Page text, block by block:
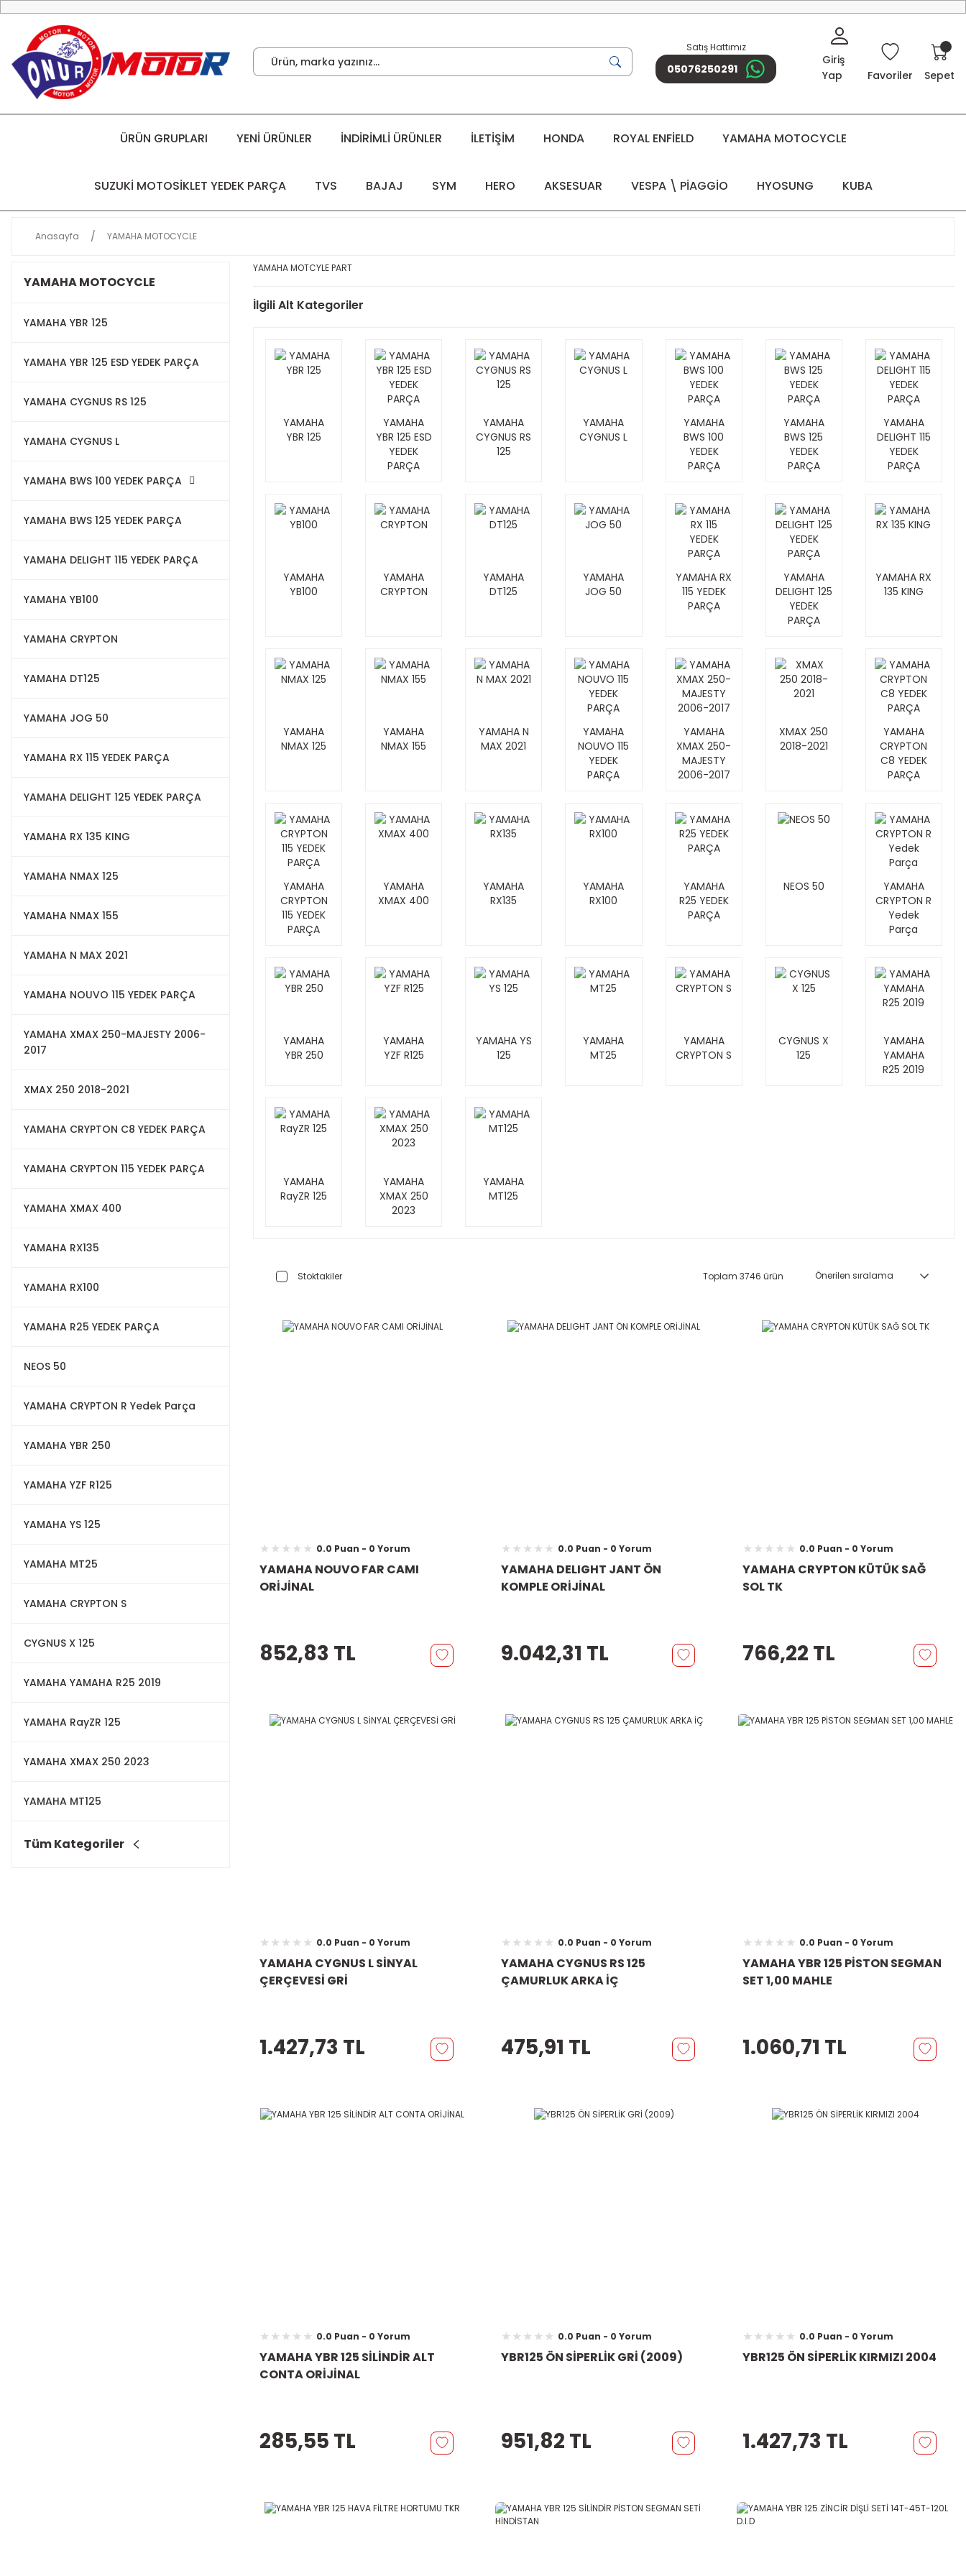
Satış Hattımız
05076250291
Giriş
Yap
Favoriler Sepet
ÜRÜN GRUPLARI YENİ ÜRÜNLER İNDİRİMLİ ÜRÜNLER İLETİŞİM HONDA ROYAL ENFİELD YAMAHA MOTOCYCLE
SUZUKİ MOTOSİKLET YEDEK PARÇA TVS BAJAJ SYM HERO AKSESUAR VESPA \ PİAGGİO HYOSUNG KUBA
Anasayfa YAMAHA MOTOCYCLE
YAMAHA MOTOCYCLE
YAMAHA YBR 125
YAMAHA YBR 125 ESD YEDEK PARÇA
YAMAHA CYGNUS RS 125
YAMAHA CYGNUS L
YAMAHA BWS 100 YEDEK PARÇA
YAMAHA BWS 125 YEDEK PARÇA
YAMAHA DELIGHT 115 YEDEK PARÇA
YAMAHA YB100
YAMAHA CRYPTON
YAMAHA DT125
YAMAHA JOG 50
YAMAHA RX 115 YEDEK PARÇA
YAMAHA DELIGHT 125 YEDEK PARÇA
YAMAHA RX 135 KING
YAMAHA NMAX 125
YAMAHA NMAX 155
YAMAHA N MAX 2021
YAMAHA NOUVO 115 YEDEK PARÇA
YAMAHA XMAX 250-MAJESTY 2006-
2017
XMAX 250 2018-2021
YAMAHA CRYPTON C8 YEDEK PARÇA
YAMAHA CRYPTON 115 YEDEK PARÇA
YAMAHA XMAX 400
YAMAHA RX135
YAMAHA RX100
YAMAHA R25 YEDEK PARÇA
NEOS 50
YAMAHA CRYPTON R Yedek Parça
YAMAHA YBR 250
YAMAHA YZF R125
YAMAHA YS 125
YAMAHA MT25
YAMAHA CRYPTON S
CYGNUS X 125
YAMAHA YAMAHA R25 2019
YAMAHA RayZR 125
YAMAHA XMAX 250 2023
YAMAHA MT125
Tüm Kategoriler
YAMAHA MOTCYLE PART
İlgili Alt Kategoriler
YAMAHA
YBR 125
YAMAHA
YBR 125 ESD
YEDEK
PARÇA
YAMAHA
CYGNUS RS
125
YAMAHA
CYGNUS L
YAMAHA
BWS 100
YEDEK
PARÇA
YAMAHA
BWS 125
YEDEK
PARÇA
YAMAHA
DELIGHT 115
YEDEK
PARÇA
YAMAHA
YB100
YAMAHA
CRYPTON
YAMAHA
DT125
YAMAHA
JOG 50
YAMAHA RX
115 YEDEK
PARÇA
YAMAHA
DELIGHT 125
YEDEK
PARÇA
YAMAHA RX
135 KING
YAMAHA
NMAX 125
YAMAHA
NMAX 155
YAMAHA N
MAX 2021
YAMAHA
NOUVO 115
YEDEK
PARÇA
YAMAHA
XMAX 250-
MAJESTY
2006-2017
XMAX 250
2018-2021
YAMAHA
CRYPTON
C8 YEDEK
PARÇA
YAMAHA
CRYPTON
115 YEDEK
PARÇA
YAMAHA
XMAX 400
YAMAHA
RX135
YAMAHA
RX100
YAMAHA
R25 YEDEK
PARÇA
NEOS 50
YAMAHA
CRYPTON R
Yedek
Parça
YAMAHA
YBR 250
YAMAHA
YZF R125
YAMAHA YS
125
YAMAHA
MT25
YAMAHA
CRYPTON S
CYGNUS X
125
YAMAHA
YAMAHA
R25 2019
YAMAHA
RayZR 125
YAMAHA
XMAX 250
2023
YAMAHA
MT125
Stoktakiler Toplam 3746 ürün
0.0 Puan - 0 Yorum
YAMAHA NOUVO FAR CAMI
ORİJİNAL
852,83 TL
0.0 Puan - 0 Yorum
YAMAHA DELIGHT JANT ÖN
KOMPLE ORİJİNAL
9.042,31 TL
0.0 Puan - 0 Yorum
YAMAHA CRYPTON KÜTÜK SAĞ
SOL TK
766,22 TL
0.0 Puan - 0 Yorum
YAMAHA CYGNUS L SİNYAL
ÇERÇEVESİ GRİ
1.427,73 TL
0.0 Puan - 0 Yorum
YAMAHA CYGNUS RS 125
ÇAMURLUK ARKA İÇ
475,91 TL
0.0 Puan - 0 Yorum
YAMAHA YBR 125 PİSTON SEGMAN
SET 1,00 MAHLE
1.060,71 TL
0.0 Puan - 0 Yorum
YAMAHA YBR 125 SİLİNDİR ALT
CONTA ORİJİNAL
285,55 TL
0.0 Puan - 0 Yorum
YBR125 ÖN SİPERLİK GRİ (2009)
951,82 TL
0.0 Puan - 0 Yorum
YBR125 ÖN SİPERLİK KIRMIZI 2004
1.427,73 TL